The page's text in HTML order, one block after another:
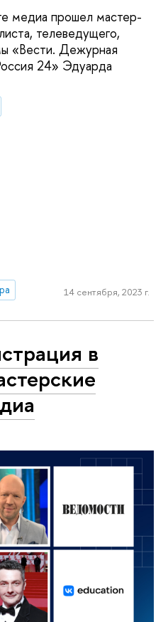
медиа прошел мастер-
телеведущего,
«Вести. Дежурная
24» Эдуарда
14 сентября, 2023 г.
в